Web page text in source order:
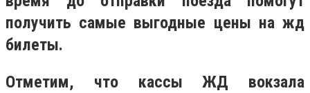
получить самые выгодные цены на жд
билеты.
Отметим, что кассы ЖД вокзала